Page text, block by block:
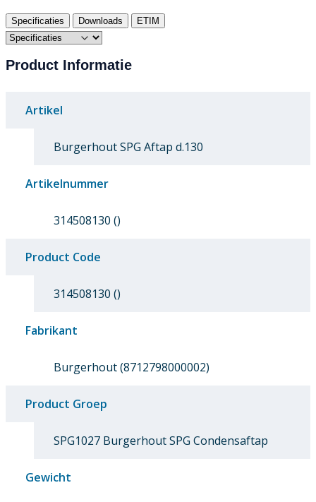
Specificaties Downloads ETIM
Product Informatie
Artikel
Burgerhout SPG Aftap d.130
Artikelnummer
314508130 ()
Product Code
314508130 ()
Fabrikant
Burgerhout (8712798000002)
Product Groep
SPG1027 Burgerhout SPG Condensaftap
Gewicht